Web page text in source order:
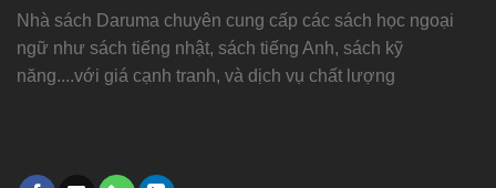
Nhà sách Daruma chuyên cung cấp các sách học ngoại
ngữ như sách tiếng nhật, sách tiếng Anh, sách kỹ
năng....với giá cạnh tranh, và dịch vụ chất lượng